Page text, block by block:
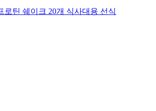
로틴 쉐이크 20개 식사대용 선식